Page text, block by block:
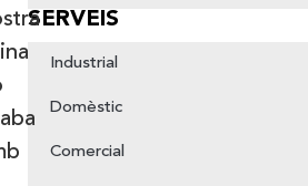
SERVEIS
Industrial
Domèstic
Comercial